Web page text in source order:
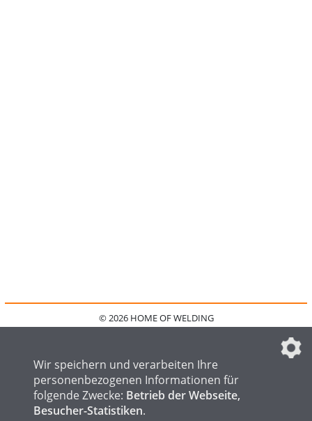
© 2026 HOME OF WELDING
IMPRESSUM
FAQ
DATENSCHUTZEINSTELLUNGEN
Wir speichern und verarbeiten Ihre
personenbezogenen Informationen für
folgende Zwecke: Betrieb der Webseite,
Besucher-Statistiken.